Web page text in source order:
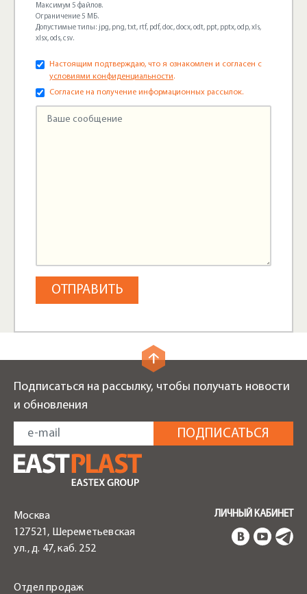
Максимум 5 файлов.
Ограничение 5 МБ.
Допустимые типы: jpg, png, txt, rtf, pdf, doc, docx, odt, ppt, pptx, odp, xls,
xlsx, ods, csv.
Настоящим подтверждаю, что я ознакомлен и согласен с
условиями конфиденциальности.
Согласие на получение информационных рассылок.
Подписаться на рассылку, чтобы получать новости
и обновления
Москва
127521, Шереметьевская
ул., д. 47, каб. 252
Отдел продаж
ЛИЧНЫЙ КАБИНЕТ